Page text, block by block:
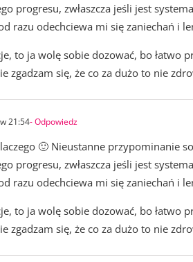
progresu, zwłaszcza jeśli jest
razu odechciewa mi się zaniechań i
to ja wolę sobie dozować, bo łatwo
zgadzam się, że co za dużo to nie
21:54- Odpowiedz
🙂 Nieustanne przypominanie
progresu, zwłaszcza jeśli jest
razu odechciewa mi się zaniechań i
to ja wolę sobie dozować, bo łatwo
zgadzam się, że co za dużo to nie